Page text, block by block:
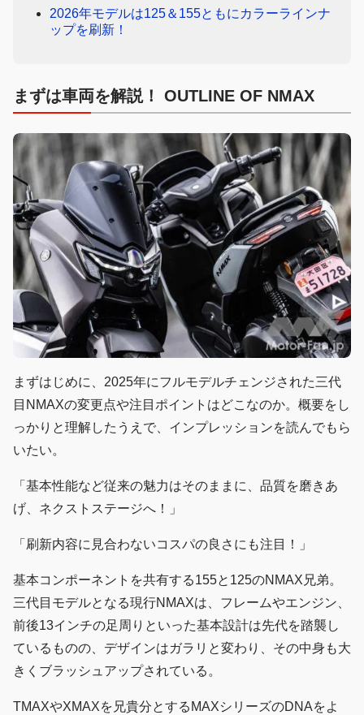
2026年モデルは125＆155ともにカラーラインナ
ップを刷新！
まずは車両を解説！ OUTLINE OF NMAX
まずはじめに、2025年にフルモデルチェンジされた三代
目NMAXの変更点や注目ポイントはどこなのか。概要をし
っかりと理解したうえで、インプレッションを読んでもら
いたい。
「基本性能など従来の魅力はそのままに、品質を磨きあ
げ、ネクストステージへ！」
「刷新内容に見合わないコスパの良さにも注目！」
基本コンポーネントを共有する155と125のNMAX兄弟。
三代目モデルとなる現行NMAXは、フレームやエンジン、
前後13インチの足周りといった基本設計は先代を踏襲し
ているものの、デザインはガラリと変わり、その中身も大
きくブラッシュアップされている。
TMAXやXMAXを兄貴分とするMAXシリーズのDNAをよ